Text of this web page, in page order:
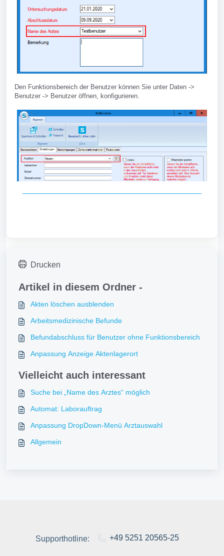
Den Funktionsbereich der Benutzer können Sie unter Daten ->
Benutzer -> Benutzer öffnen, konfigurieren.
Drucken
Artikel in diesem Ordner -
Akten löschen ausblenden
Arbeitsmedizinische Befunde
Befundabschluss für Benutzer ohne Funktionsbereich
Anpassung Anzeige Aktenlagerort
Vielleicht auch interessant
Suche bei „Name des Arztes“ möglich
Automat: Laborauftrag
Anpassung DropDown-Menü Arztauswahl
Allgemein
Supporthotline: +49 5251 20565-25